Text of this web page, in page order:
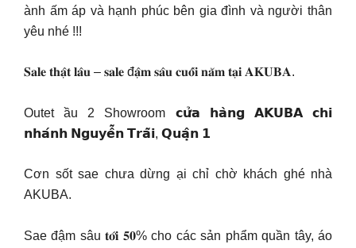
ành ấm áp và hạnh phúc bên gia đình và người thân
yêu nhé !!!
𝐒𝐚𝐥𝐞 𝐭𝐡𝐚̣̂𝐭 𝐥𝐚̂𝐮 – 𝐬𝐚𝐥𝐞 đ𝐚̣̂𝐦 𝐬𝐚̂𝐮 𝐜𝐮𝐨̂́𝐢 𝐧𝐚̆𝐦 𝐭𝐚̣𝐢 𝐀𝐊𝐔𝐁𝐀.
Outet ầu 2 Showroom 𝗰𝘂̛̉𝗮 𝗵𝗮̀𝗻𝗴 𝗔𝗞𝗨𝗕𝗔 𝗰𝗵𝗶
𝗻𝗵𝗮́𝗻𝗵 𝗡𝗴𝘂𝘆𝗲̂̃𝗻 𝗧𝗿𝗮̃𝗶, 𝗤𝘂𝗮̣̂𝗻 𝟭
Cơn sốt sae chưa dừng ại chỉ chờ khách ghé nhà
AKUBA.
Sae đậm sâu 𝐭𝐨̛́𝐢 𝟓𝟎% cho các sản phẩm quần tây, áo